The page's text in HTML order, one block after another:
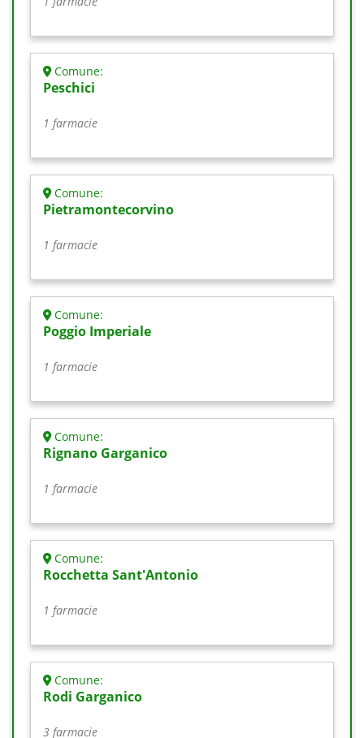
Comune:
Peschici
1 farmacie
Comune:
Pietramontecorvino
1 farmacie
Comune:
Poggio Imperiale
1 farmacie
Comune:
Rignano Garganico
1 farmacie
Comune:
Rocchetta Sant'Antonio
1 farmacie
Comune:
Rodi Garganico
3 farmacie